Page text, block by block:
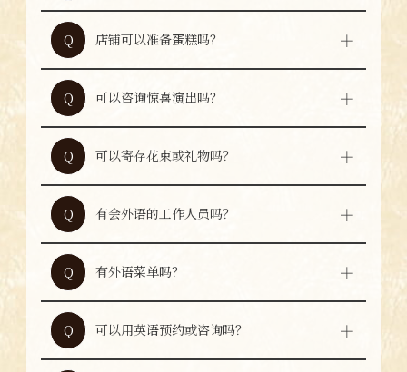
A
Q
店铺可以准备蛋糕吗？
A
Q
可以咨询惊喜演出吗？
A
可在可对应范围内进行咨询。请提前联系工作
人员。
Q
可以寄存花束或礼物吗？
A
Q
有会外语的工作人员吗？
A
有时会有可对应外语的工作人员，但并非随时
在店。
Q
有外语菜单吗？
A
Q
可以用英语预约或咨询吗？
A
仅在有可对应英语的工作人员在店时可以协助
处理。